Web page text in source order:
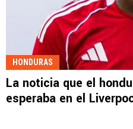
HONDURAS
La noticia que el
esperaba en el